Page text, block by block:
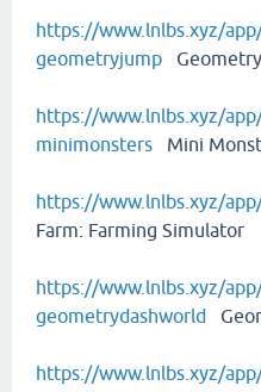
https://www.lnlbs.xyz/
geometryjump
https://www.lnlbs.xyz/
minimonsters Mini
https://www.lnlbs.xyz/
Farm: Farming Simulator
https://www.lnlbs.xyz/
geometrydashworld
https://www.lnlbs.xyz/